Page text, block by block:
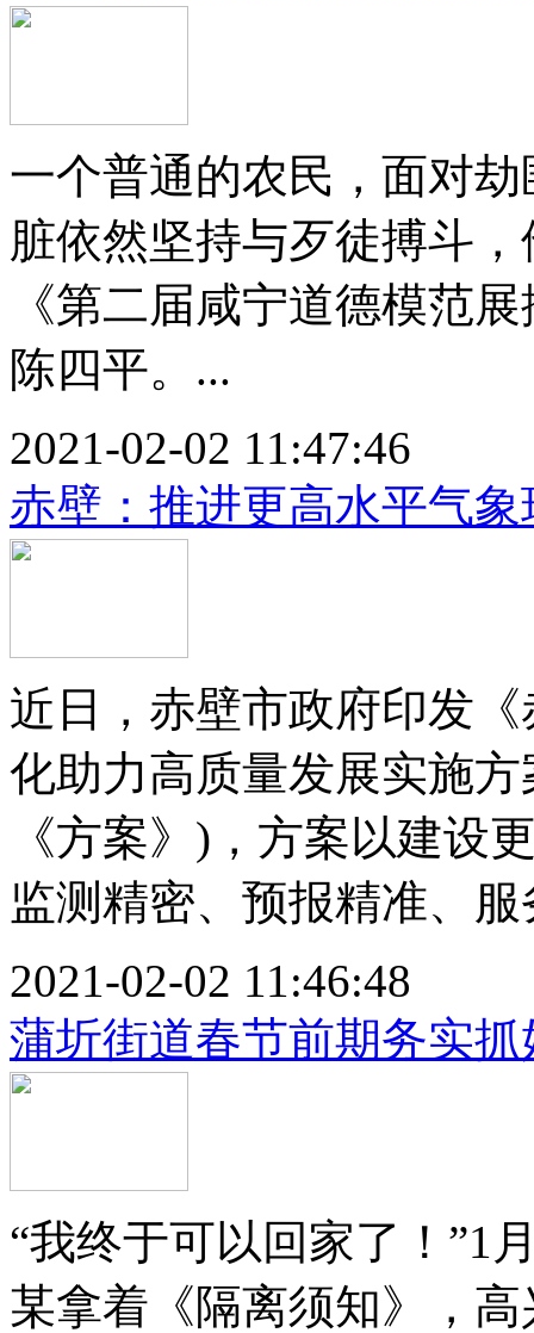
一个普通的农民，面对
脏依然坚持与歹徒搏斗
《第二届咸宁道德模范
陈四平。...
2021-02-02 11:47:46
赤壁：推进更高水平气
近日，赤壁市政府印发
化助力高质量发展实施
《方案》)，方案以建设
监测精密、预报精准、服
2021-02-02 11:46:48
蒲圻街道春节前期务实
“我终于可以回家了！”1
某拿着《隔离须知》，